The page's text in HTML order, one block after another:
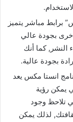
برابط مباشر يتميز
بجودة عالي
النشر, كما أنك
بجودة عالية.
انستا مكس يعد
يمكن رؤية
تلاحظ وجود
لذلك يمكن